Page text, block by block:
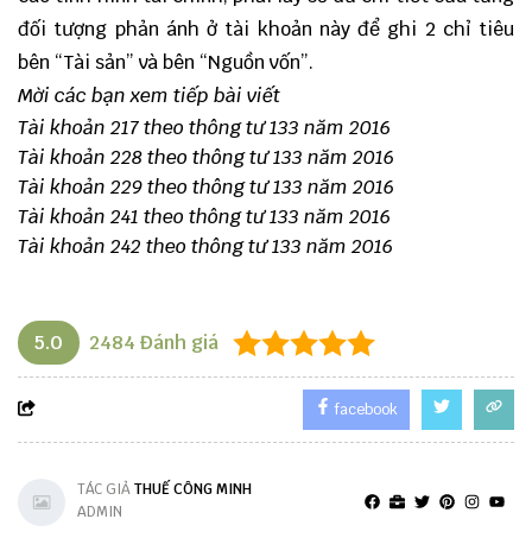
đối tượng phản ánh ở tài khoản này để ghi 2 chỉ tiêu
bên “Tài sản” và bên “Nguồn vốn”.
Mời các bạn xem tiếp bài viết
Tài khoản 217 theo thông tư 133 năm 2016
Tài khoản 228 theo thông tư 133 năm 2016
Tài khoản 229 theo thông tư 133 năm 2016
Tài khoản 241 theo thông tư 133 năm 2016
Tài khoản 242 theo thông tư 133 năm 2016
5.0 2484 Đánh giá
facebook
TÁC GIẢTHUẾ CÔNG MINH
ADMIN